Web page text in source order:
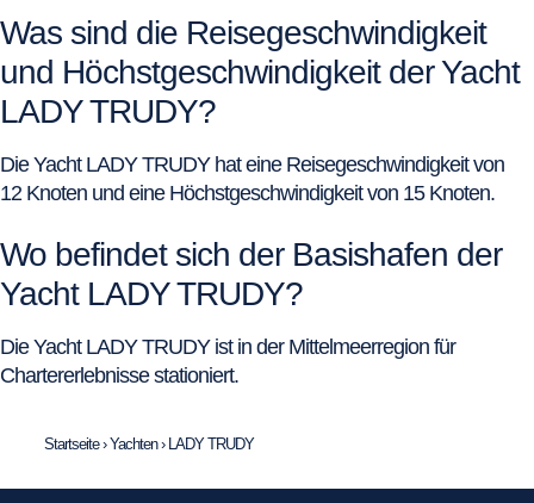
Was sind die Reisegeschwindigkeit
und Höchstgeschwindigkeit der Yacht
LADY TRUDY?
Die Yacht LADY TRUDY hat eine Reisegeschwindigkeit von
12 Knoten und eine Höchstgeschwindigkeit von 15 Knoten.
Wo befindet sich der Basishafen der
Yacht LADY TRUDY?
Die Yacht LADY TRUDY ist in der Mittelmeerregion für
Chartererlebnisse stationiert.
Startseite›Yachten› LADY TRUDY